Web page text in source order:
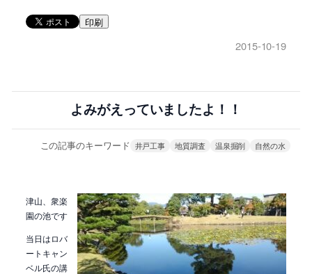
印刷
2015-10-19
よみがえっていましたよ！！
この記事のキーワード 井戸工事 地質調査 温泉掘削 自然の水
津山、衆楽
園の池です
当日はロバ
ートキャン
ベル氏の講